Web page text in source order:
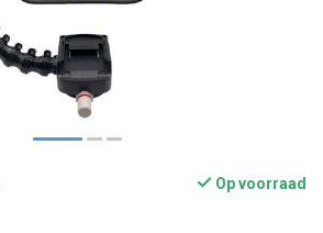
Op voorraad